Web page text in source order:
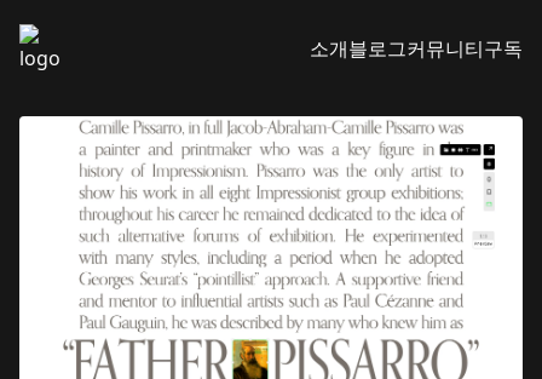
소개블로그커뮤니티구독